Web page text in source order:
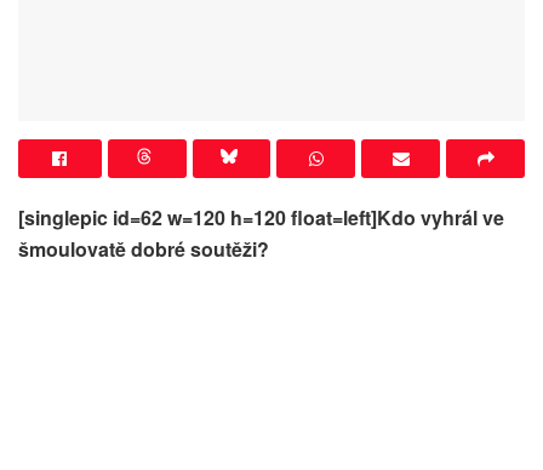
[singlepic id=62 w=120 h=120 float=left]Kdo vyhrál ve
šmoulovatě dobré soutěži?